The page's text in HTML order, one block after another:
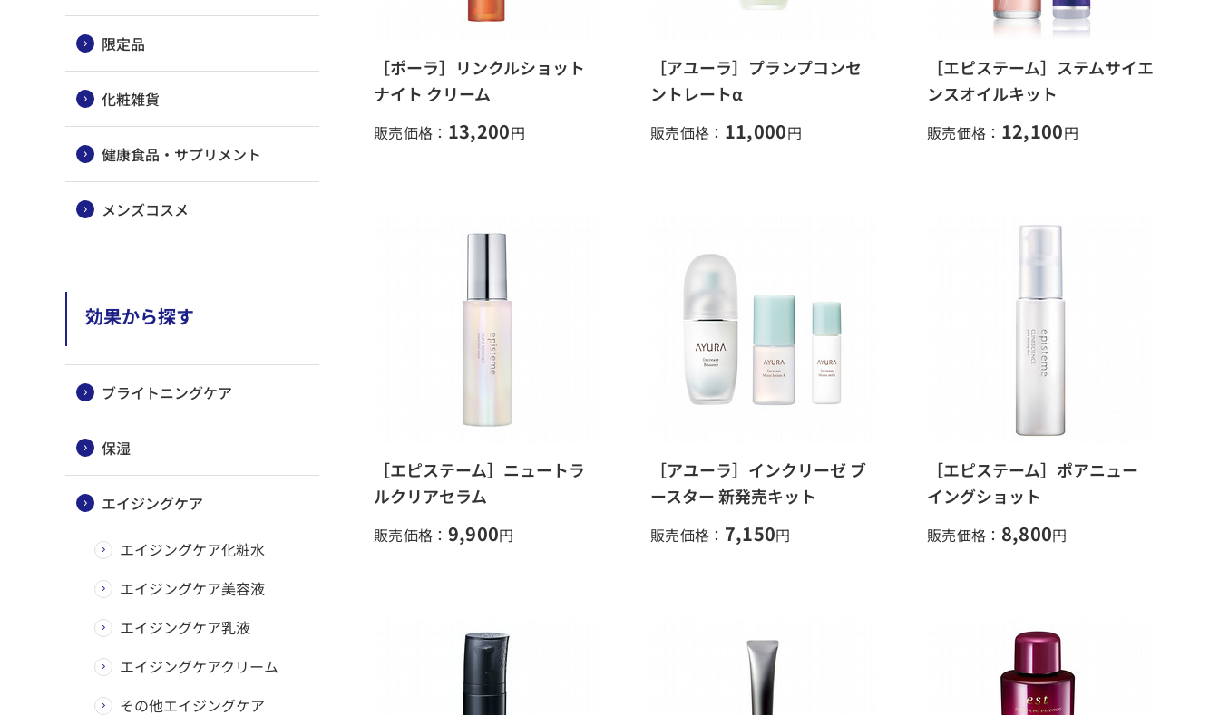
限定品
化粧雑貨
健康食品・サプリメント
メンズコスメ
効果から探す
ブライトニングケア
保湿
エイジングケア
エイジングケア化粧水
エイジングケア美容液
エイジングケア乳液
エイジングケアクリーム
その他エイジングケア
［ポーラ］リンクルショット
ナイト クリーム
販売価格： 13,200円
［アユーラ］プランプコンセ
ントレートα
販売価格： 11,000円
［エピステーム］ステムサイエ
ンスオイルキット
販売価格： 12,100円
［エピステーム］ニュートラ
ルクリアセラム
販売価格： 9,900円
［アユーラ］インクリーゼ ブ
ースター 新発売キット
販売価格： 7,150円
［エピステーム］ポアニュー
イングショット
販売価格： 8,800円